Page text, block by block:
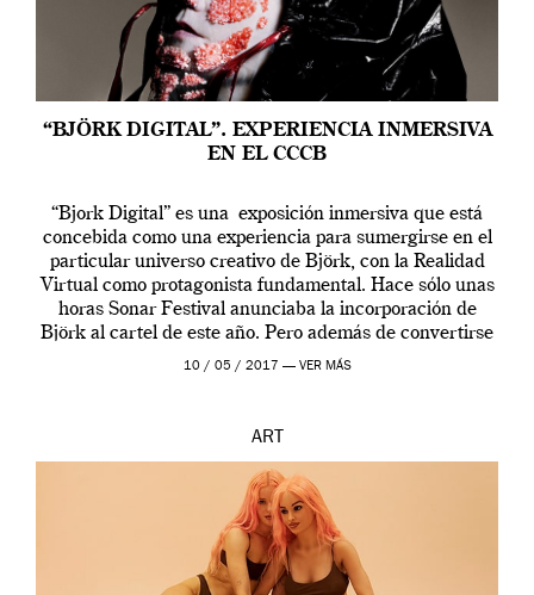
“BJÖRK DIGITAL”. EXPERIENCIA INMERSIVA
EN EL CCCB
“Bjork Digital” es una exposición inmersiva que está
concebida como una experiencia para sumergirse en el
particular universo creativo de Björk, con la Realidad
Virtual como protagonista fundamental. Hace sólo unas
horas Sonar Festival anunciaba la incorporación de
Björk al cartel de este año. Pero además de convertirse
en una de las actuaciones más relevantes […]
10 / 05 / 2017 — VER MÁS
ART